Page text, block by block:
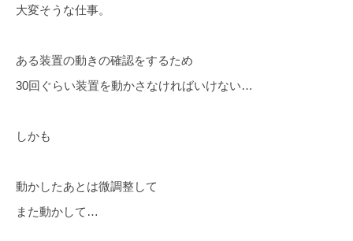
大変そうな仕事。
ある装置の動きの確認をするため
30回ぐらい装置を動かさなければいけない…
しかも
動かしたあとは微調整して
また動かして…